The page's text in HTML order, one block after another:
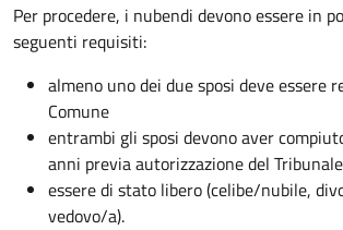
Per procedere, i nubendi devono essere in
seguenti requisiti:
almeno uno dei due sposi deve essere
Comune
entrambi gli sposi devono aver
anni previa autorizzazione del
essere di stato libero (celibe/nubile,
vedovo/a).